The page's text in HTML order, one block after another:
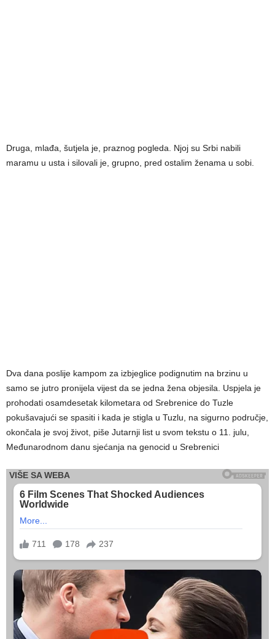
Druga, mlađa, šutjela je, praznog pogleda. Njoj su Srbi nabili
maramu u usta i silovali je, grupno, pred ostalim ženama u sobi.
Dva dana poslije kampom za izbjeglice podignutim na brzinu u
samo se jutro pronijela vijest da se jedna žena objesila. Uspjela je
prohodati osamdesetak kilometara od Srebrenice do Tuzle
pokušavajući se spasiti i kada je stigla u Tuzlu, na sigurno područje,
okončala je svoj život, piše Jutarnji list u svom tekstu o 11. julu,
Međunarodnom danu sjećanja na genocid u Srebrenici